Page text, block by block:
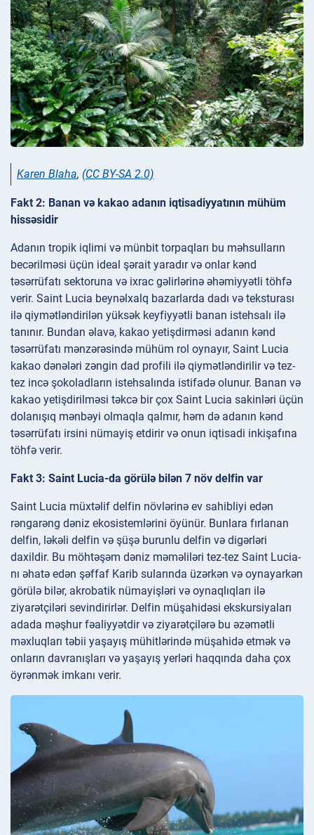
Karen Blaha, (CC BY-SA 2.0)
Fakt 2: Banan və kakao adanın iqtisadiyyatının mühüm
hissəsidir
Adanın tropik iqlimi və münbit torpaqları bu məhsulların
becərilməsi üçün ideal şərait yaradır və onlar kənd
təsərrüfatı sektoruna və ixrac gəlirlərinə əhəmiyyətli töhfə
verir. Saint Lucia beynəlxalq bazarlarda dadı və teksturası
ilə qiymətləndirilən yüksək keyfiyyətli banan istehsalı ilə
tanınır. Bundan əlavə, kakao yetişdirməsi adanın kənd
təsərrüfatı mənzərəsində mühüm rol oynayır, Saint Lucia
kakao dənələri zəngin dad profili ilə qiymətləndirilir və tez-
tez incə şokoladların istehsalında istifadə olunur. Banan və
kakao yetişdirilməsi təkcə bir çox Saint Lucia sakinləri üçün
dolanışıq mənbəyi olmaqla qalmır, həm də adanın kənd
təsərrüfatı irsini nümayiş etdirir və onun iqtisadi inkişafına
töhfə verir.
Fakt 3: Saint Lucia-da görülə bilən 7 növ delfin var
Saint Lucia müxtəlif delfin növlərinə ev sahibliyi edən
rəngarəng dəniz ekosistemlərini öyünür. Bunlara fırlanan
delfin, ləkəli delfin və şüşə burunlu delfin və digərləri
daxildir. Bu möhtəşəm dəniz məməliləri tez-tez Saint Lucia-
nı əhatə edən şəffaf Karib sularında üzərkən və oynayarkən
görülə bilər, akrobatik nümayişləri və oynaqlıqları ilə
ziyarətçiləri sevindirirlər. Delfin müşahidəsi ekskursiyaları
adada məşhur fəaliyyətdir və ziyarətçilərə bu əzəmətli
məxluqları təbii yaşayış mühitlərində müşahidə etmək və
onların davranışları və yaşayış yerləri haqqında daha çox
öyrənmək imkanı verir.